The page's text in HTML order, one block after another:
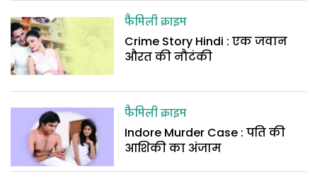
फैमिली क्राइम
Crime Story Hindi : एक जवान
औरत की नौटंकी
फैमिली क्राइम
Indore Murder Case : पति की
आशिकी का अंजाम